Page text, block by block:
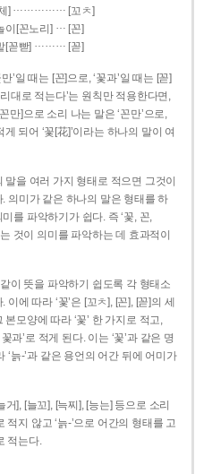
] …………… [꼬ㅊ]
이[꼰노리] … [꼰]
[꼳빧] ……… [꼳]
’일 때는 [꼰]으로, ‘꽃과’일 때는 [꼳]
대로 적는다’는 원칙만 적용한다면,
만]으로 소리 나는 말은 ‘꼰만’으로,
되어 ‘꽃[花]’이라는 하나의 말이 여
을 여러 가지 형태로 적으면 그것이
의미가 같은 하나의 말은 형태를 하
를 파악하기가 쉽다. 즉 ‘꽃, 꼰,
것이 의미를 파악하는 데 효과적이
이 뜻을 파악하기 쉽도록 각 형태소
에 따라 ‘꽃’은 [꼬ㅊ], [꼰], [꼳]의 세
모양에 따라 ‘꽃’ 한 가지로 적고,
과’로 적게 된다. 이는 ‘꽃’과 같은 명
늙-’과 같은 용언의 어간 뒤에 어미가
], [늘꼬], [늑찌], [능는] 등으로 소리
적지 않고 ‘늙-’으로 어간의 형태를 고
적는다.